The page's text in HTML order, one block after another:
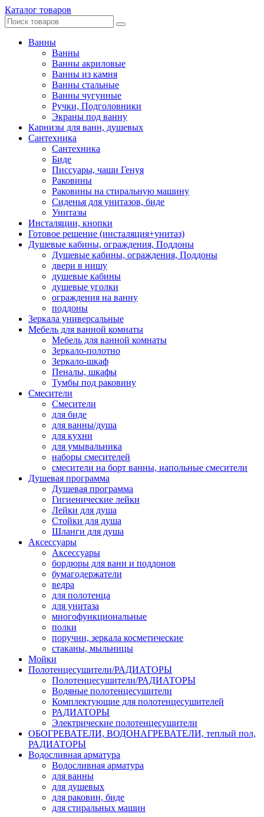
Каталог товаров
Ванны
Ванны
Ванны акриловые
Ванны из камня
Ванны стальные
Ванны чугунные
Ручки, Подголовники
Экраны под ванну
Карнизы для ванн, душевых
Сантехника
Сантехника
Биде
Писсуары, чаши Генуя
Раковины
Раковины на стиральную машину
Сиденья для унитазов, биде
Унитазы
Инсталяции, кнопки
Готовое решение (инсталяция+унитаз)
Душевые кабины, ограждения, Поддоны
Душевые кабины, ограждения, Поддоны
двери в нишу
душевые кабины
душевые уголки
ограждения на ванну
поддоны
Зеркала универсальные
Мебель для ванной комнаты
Мебель для ванной комнаты
Зеркало-полотно
Зеркало-шкаф
Пеналы, шкафы
Тумбы под раковину
Смесители
Смесители
для биде
для ванны/душа
для кухни
для умывальника
наборы смесителей
смесители на борт ванны, напольные смесители
Душевая программа
Душевая программа
Гигиенические лейки
Лейки для душа
Стойки для душа
Шланги для душа
Аксессуары
Аксессуары
бордюры для ванн и поддонов
бумагодержатели
ведра
для полотенца
для унитаза
многофункциональные
полки
поручни, зеркала косметические
стаканы, мыльницы
Мойки
Полотенцесушители/РАДИАТОРЫ
Полотенцесушители/РАДИАТОРЫ
Водяные полотенцесушители
Комплектующие для полотенцесушителей
РАДИАТОРЫ
Электрические полотенцесушители
ОБОГРЕВАТЕЛИ, ВОДОНАГРЕВАТЕЛИ, теплый пол,
РАДИАТОРЫ
Водосливная арматура
Водосливная арматура
для ванны
для душевых
для раковин, биде
для стиральных машин